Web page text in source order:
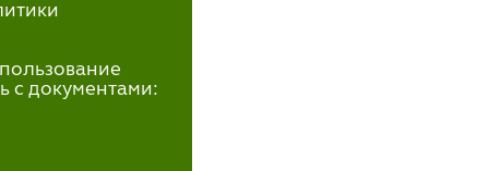
с документами: